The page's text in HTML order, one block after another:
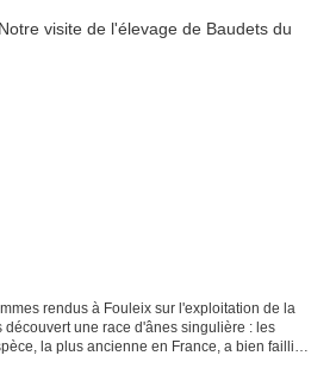
rendus à Fouleix sur l'exploitation de la
découvert une race d'ânes singulière : les
la plus ancienne en France, a bien failli